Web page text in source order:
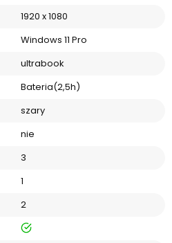
1920 x 1080
Windows 11 Pro
ultrabook
Bateria(2,5h)
szary
nie
3
1
2
tak